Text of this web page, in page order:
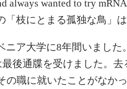
always wanted to try
枝にとまる孤独な鳥」
ア大学に8年間いました
後通牒を受けました。
の職に就いたことがなか